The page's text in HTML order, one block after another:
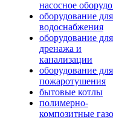
насосное
оборудование для
водоснабжения
оборудование для
дренажа и
канализации
оборудование для
пожаротушения
бытовые котлы
полимерно-
композитные